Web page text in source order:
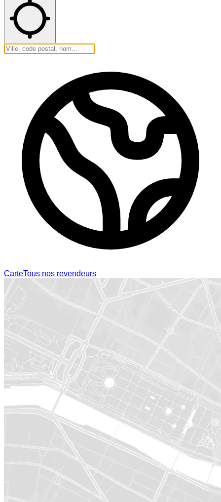
CarteTous nos revendeurs